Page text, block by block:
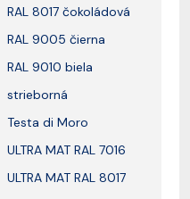
RAL 8017 čokoládová
RAL 9005 čierna
RAL 9010 biela
strieborná
Testa di Moro
ULTRA MAT RAL 7016
ULTRA MAT RAL 8017